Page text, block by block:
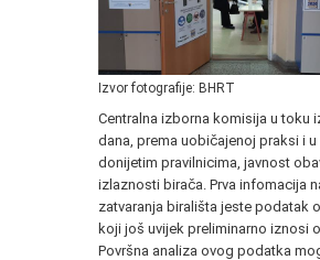
Izvor fotografije: BHRT
Centralna izborna komisija u toku
dana, prema uobičajenoj praksi i
donijetim pravilnicima, javnost
izlaznosti birača. Prva infomacija
zatvaranja birališta jeste podatak
koji još uvijek preliminarno iznosi
Površna analiza ovog podatka